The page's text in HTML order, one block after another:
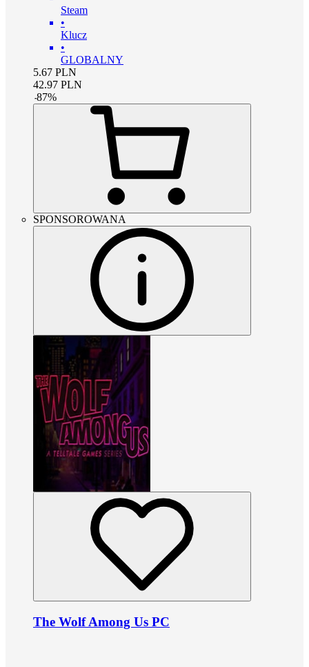
Steam
•
Klucz
•
GLOBALNY
5.67 PLN
42.97 PLN
-87%
SPONSOROWANA
The Wolf Among Us PC